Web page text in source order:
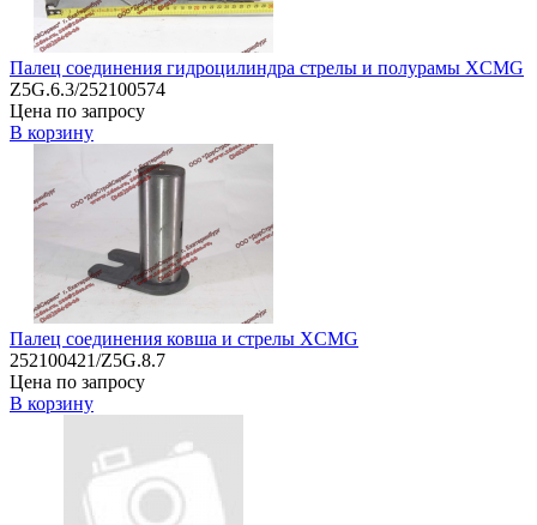
Палец соединения гидроцилиндра стрелы и полурамы XCMG
Z5G.6.3/252100574
Цена по запросу
В корзину
Палец соединения ковша и стрелы XCMG
252100421/Z5G.8.7
Цена по запросу
В корзину